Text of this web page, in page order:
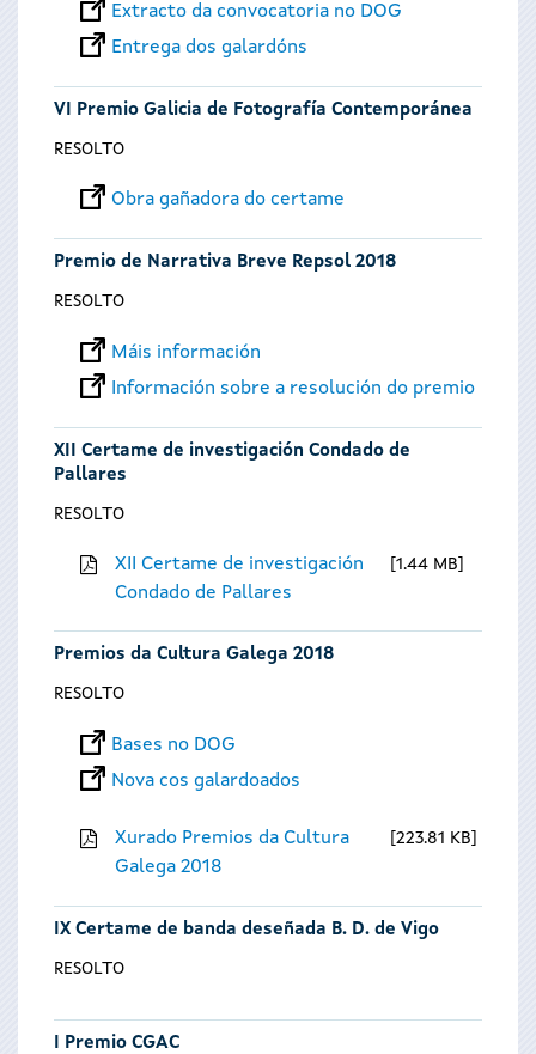
Extracto da convocatoria no DOG
Entrega dos galardóns
VI Premio Galicia de Fotografía Contemporánea
RESOLTO
Obra gañadora do certame
Premio de Narrativa Breve Repsol 2018
RESOLTO
Máis información
Información sobre a resolución do premio
XII Certame de investigación Condado de
Pallares
RESOLTO
XII Certame de investigación
Condado de Pallares
1.44 MB
Premios da Cultura Galega 2018
RESOLTO
Bases no DOG
Nova cos galardoados
Xurado Premios da Cultura
Galega 2018
223.81 KB
IX Certame de banda deseñada B. D. de Vigo
RESOLTO
I Premio CGAC